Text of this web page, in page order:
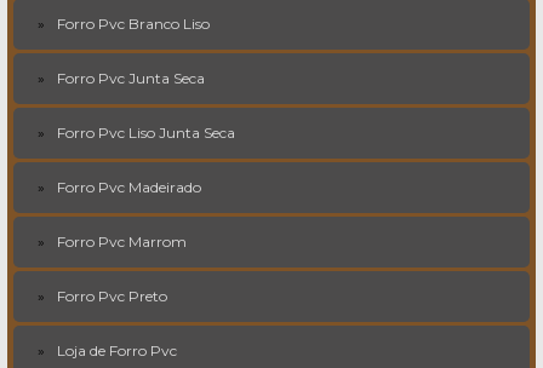
Forro Pvc Branco Liso
Forro Pvc Junta Seca
Forro Pvc Liso Junta Seca
Forro Pvc Madeirado
Forro Pvc Marrom
Forro Pvc Preto
Loja de Forro Pvc